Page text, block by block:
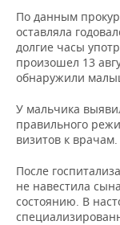
ФИГУРНОЕ
ВОДНЫЕ ВИДЫ
ХОККЕЙ С
МЕДИЦИНА
ОБРАЗОВАНИЕ
По данным
оставляла
долгие часы
произошел 13
обнаружили
У мальчика
правильного
визитов к врачам.
После
не навестила
состоянию. В